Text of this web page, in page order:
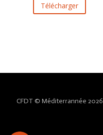
Télécharger
CFDT © Méditerrannée 2026